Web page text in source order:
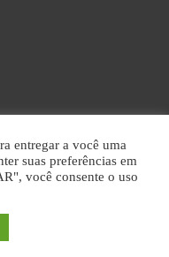
entregar a você uma
suas preferências em
você consente o uso